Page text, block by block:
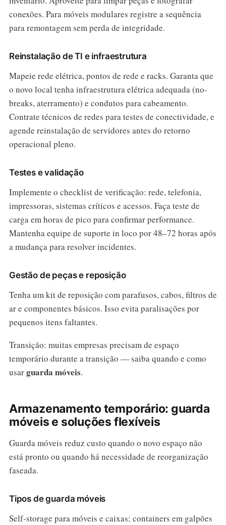
conexões. Para móveis modulares registre a sequência
para remontagem sem perda de integridade.
Reinstalação de TI e infraestrutura
Mapeie rede elétrica, pontos de rede e racks. Garanta que
o novo local tenha infraestrutura elétrica adequada (no-
breaks, aterramento) e condutos para cabeamento.
Contrate técnicos de redes para testes de conectividade, e
agende reinstalação de servidores antes do retorno
operacional pleno.
Testes e validação
Implemente o checklist de verificação: rede, telefonia,
impressoras, sistemas críticos e acessos. Faça teste de
carga em horas de pico para confirmar performance.
Mantenha equipe de suporte in loco por 48–72 horas após
a mudança para resolver incidentes.
Gestão de peças e reposição
Tenha um kit de reposição com parafusos, cabos, filtros de
ar e componentes básicos. Isso evita paralisações por
pequenos itens faltantes.
Transição: muitas empresas precisam de espaço
temporário durante a transição — saiba quando e como
usarguarda móveis.
Armazenamento temporário: guarda
móveis e soluções flexíveis
Guarda móveis reduz custo quando o novo espaço não
está pronto ou quando há necessidade de reorganização
faseada.
Tipos de guarda móveis
Self-storage para móveis e caixas; containers em galpões